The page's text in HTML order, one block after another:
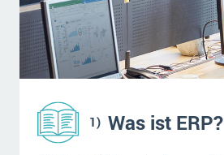
Was ist ERP?